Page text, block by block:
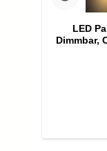
LED
Dimmbar,